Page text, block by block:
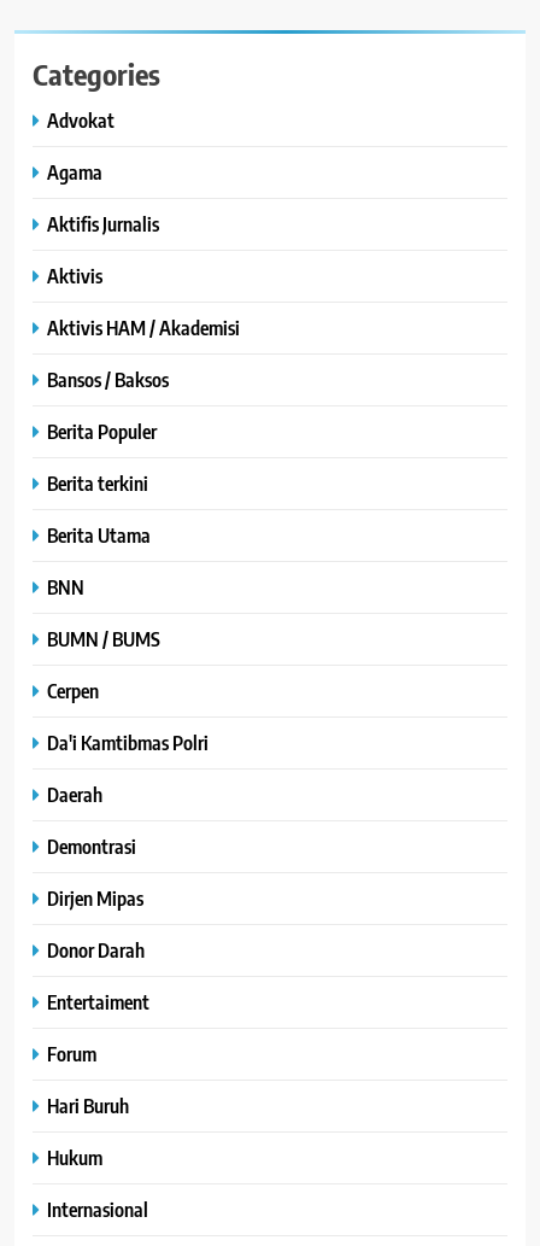
Categories
Advokat
Agama
Aktifis Jurnalis
Aktivis
Aktivis HAM / Akademisi
Bansos / Baksos
Berita Populer
Berita terkini
Berita Utama
BNN
BUMN / BUMS
Cerpen
Da'i Kamtibmas Polri
Daerah
Demontrasi
Dirjen Mipas
Donor Darah
Entertaiment
Forum
Hari Buruh
Hukum
Internasional